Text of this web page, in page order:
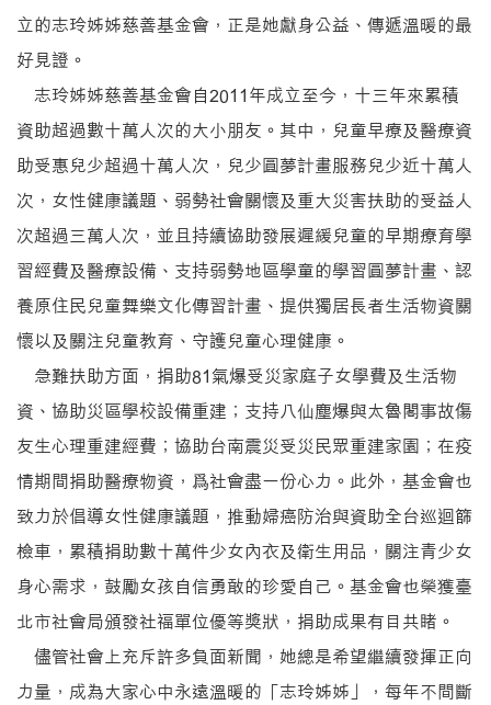
立的志玲姊姊慈善基金會，正是她獻身公益、傳遞溫暖的最
好見證。
志玲姊姊慈善基金會自2011年成立至今，十三年來累積
資助超過數十萬人次的大小朋友。其中，兒童早療及醫療資
助受惠兒少超過十萬人次，兒少圓夢計畫服務兒少近十萬人
次，女性健康議題、弱勢社會關懷及重大災害扶助的受益人
次超過三萬人次，並且持續協助發展遲緩兒童的早期療育學
習經費及醫療設備、支持弱勢地區學童的學習圓夢計畫、認
養原住民兒童舞樂文化傳習計畫、提供獨居長者生活物資關
懷以及關注兒童教育、守護兒童心理健康。
急難扶助方面，捐助81氣爆受災家庭子女學費及生活物
資、協助災區學校設備重建；支持八仙塵爆與太魯閣事故傷
友生心理重建經費；協助台南震災受災民眾重建家園；在疫
情期間捐助醫療物資，爲社會盡一份心力。此外，基金會也
致力於倡導女性健康議題，推動婦癌防治與資助全台巡迴篩
檢車，累積捐助數十萬件少女內衣及衛生用品，關注青少女
身心需求，鼓勵女孩自信勇敢的珍愛自己。基金會也榮獲臺
北市社會局頒發社福單位優等獎狀，捐助成果有目共睹。
儘管社會上充斥許多負面新聞，她總是希望繼續發揮正向
力量，成為大家心中永遠溫暖的「志玲姊姊」，每年不間斷